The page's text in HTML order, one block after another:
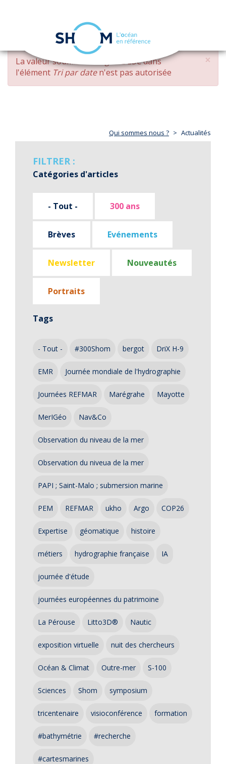
Aller
contenu
principal
navigation
×
MESSAGE
D'ERREUR
La valeur soumise changed DESCdans
l'élément Tri par daten'est pas autorisée
Qui sommes nous ? Actualités
FILTRER :
Catégories d'articles
- Tout - 300 ans
Brèves Evénements
Newsletter Nouveautés
Portraits
Tags
- Tout - #300Shom bergot DriX H-9
EMR Journée mondiale de l'hydrographie
Journées REFMAR Marégrahe Mayotte
MerIGéo Nav&Co
Observation du niveau de la mer
Observation du niveua de la mer
PAPI ; Saint-Malo ; submersion marine
PEM REFMAR ukho Argo COP26
Expertise géomatique histoire
métiers hydrographie française IA
journée d'étude
journées européennes du patrimoine
La Pérouse Litto3D® Nautic
exposition virtuelle nuit des chercheurs
Océan & Climat Outre-mer S-100
Sciences Shom symposium
tricentenaire visioconférence formation
#bathymétrie #recherche
#cartesmarines